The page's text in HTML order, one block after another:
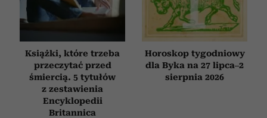
Książki, które trzeba
przeczytać przed
śmiercią. 5 tytułów
z zestawienia
Encyklopedii
Britannica
Horoskop tygodniowy
dla Byka na 27 lipca–2
sierpnia 2026